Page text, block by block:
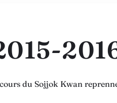
du Sojjok Kwan